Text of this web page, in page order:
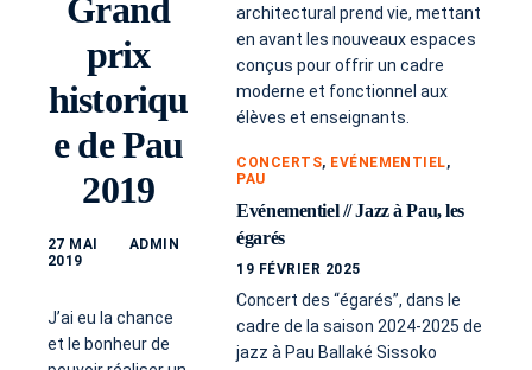
Grand
prix
historiqu
e de Pau
2019
27 MAI
2019
ADMIN
J’ai eu la chance
et le bonheur de
architectural prend vie, mettant
en avant les nouveaux espaces
conçus pour offrir un cadre
moderne et fonctionnel aux
élèves et enseignants.
CONCERTS, EVÉNEMENTIEL,
PAU
Evénementiel // Jazz à Pau, les
égarés
19 FÉVRIER 2025
Concert des “égarés”, dans le
cadre de la saison 2024-2025 de
jazz à Pau Ballaké Sissoko